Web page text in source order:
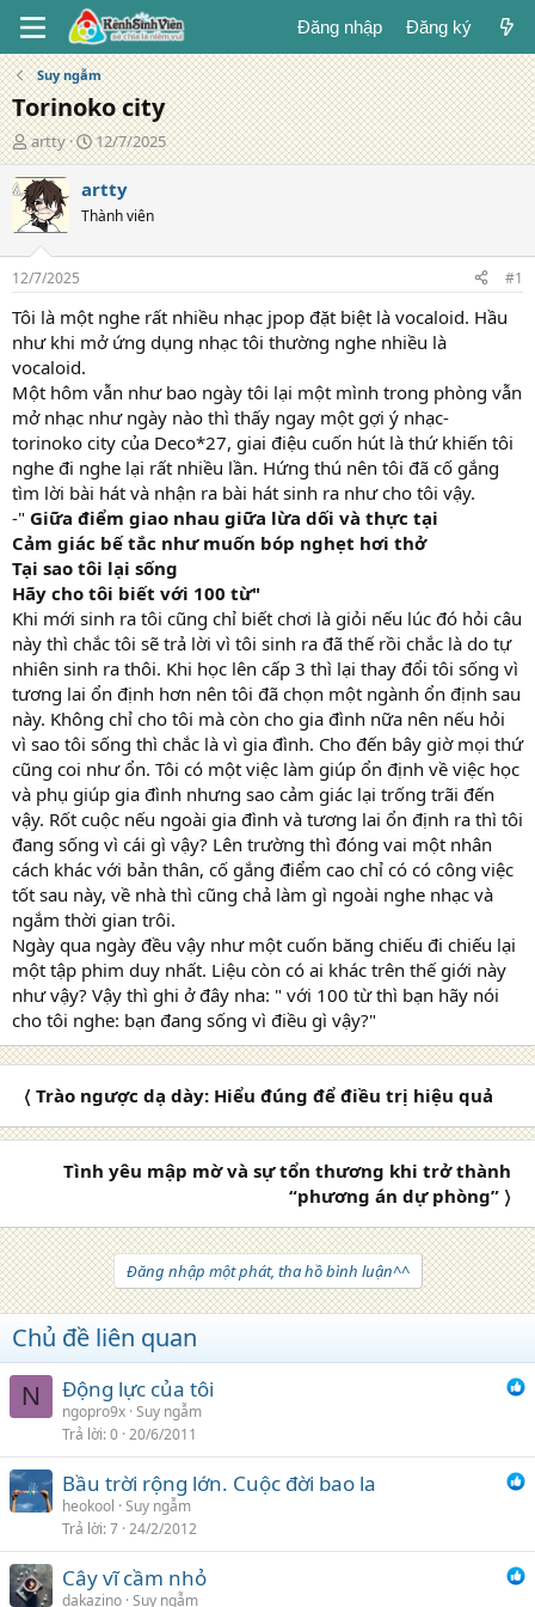
Đăng nhập Đăng ký
Suy ngẫm
Torinoko city
T
á
c
g
i
ả
artty
N
g
à
y
đ
g
12/7/2025
artty
Thành viên
12/7/2025 #1
Tôi là một nghe rất nhiều nhạc jpop đặt biệt là vocaloid. Hầu
như khi mở ứng dụng nhạc tôi thường nghe nhiều là
vocaloid.
Một hôm vẫn như bao ngày tôi lại một mình trong phòng vẫn
mở nhạc như ngày nào thì thấy ngay một gợi ý nhạc-
torinoko city của Deco*27, giai điệu cuốn hút là thứ khiến tôi
nghe đi nghe lại rất nhiều lần. Hứng thú nên tôi đã cố gắng
tìm lời bài hát và nhận ra bài hát sinh ra như cho tôi vậy.
-" Giữa điểm giao nhau giữa lừa dối và thực tại
Cảm giác bế tắc như muốn bóp nghẹt hơi thở
Tại sao tôi lại sống
Hãy cho tôi biết với 100 từ"
Khi mới sinh ra tôi cũng chỉ biết chơi là giỏi nếu lúc đó hỏi câu
này thì chắc tôi sẽ trả lời vì tôi sinh ra đã thế rồi chắc là do tự
nhiên sinh ra thôi. Khi học lên cấp 3 thì lại thay đổi tôi sống vì
tương lai ổn định hơn nên tôi đã chọn một ngành ổn định sau
này. Không chỉ cho tôi mà còn cho gia đình nữa nên nếu hỏi
vì sao tôi sống thì chắc là vì gia đình. Cho đến bây giờ mọi thứ
cũng coi như ổn. Tôi có một việc làm giúp ổn định về việc học
và phụ giúp gia đình nhưng sao cảm giác lại trống trãi đến
vậy. Rốt cuộc nếu ngoài gia đình và tương lai ổn định ra thì tôi
đang sống vì cái gì vậy? Lên trường thì đóng vai một nhân
cách khác với bản thân, cố gắng điểm cao chỉ có có công việc
tốt sau này, về nhà thì cũng chả làm gì ngoài nghe nhạc và
ngắm thời gian trôi.
Ngày qua ngày đều vậy như một cuốn băng chiếu đi chiếu lại
một tập phim duy nhất. Liệu còn có ai khác trên thế giới này
như vậy? Vậy thì ghi ở đây nha: " với 100 từ thì bạn hãy nói
cho tôi nghe: bạn đang sống vì điều gì vậy?"
〈 Trào ngược dạ dày: Hiểu đúng để điều trị hiệu quả
Tình yêu mập mờ và sự tổn thương khi trở thành
“phương án dự phòng” 〉
Đăng nhập một phát, tha hồ bình luận^^
Chủ đề liên quan
N Động lực của tôi
ngopro9x Suy ngẫm
Trả lời 0 20/6/2011
Bầu trời rộng lớn. Cuộc đời bao la
heokool Suy ngẫm
Trả lời 7 24/2/2012
Cây vĩ cầm nhỏ
dakazino Suy ngẫm